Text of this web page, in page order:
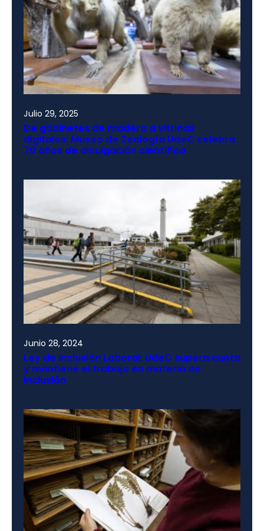
Julio 29, 2025
De gabinetes de madera a vitrinas
digitales: Museo de Zoología UdeC celebra
70 años de divulgación científica
Junio 28, 2024
Ley de Inclusión Laboral: UdeC supera cuota
y mantiene el trabajo en materia de
inclusión